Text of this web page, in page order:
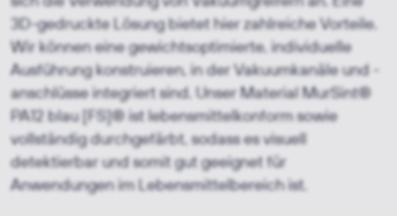
3D-gedruckte Lösung bietet hier zahlreiche Vorteile.
Wir können eine gewichtsoptimierte, individuelle
Ausführung konstruieren, in der Vakuumkanäle und -
anschlüsse integriert sind. Unser Material MurSint®
PA12 blau[FS]®ist lebensmittelkonform sowie
vollständig durchgefärbt, sodass es visuell
detektierbar und somit gut geeignet für
Anwendungen im Lebensmittelbereich ist.